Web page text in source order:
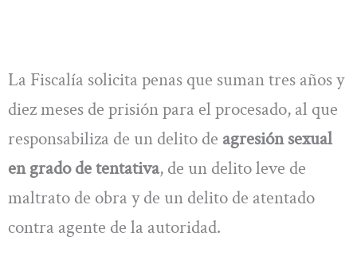
La Fiscalía solicita penas que suman tres años y
diez meses de prisión para el procesado, al que
responsabiliza de un delito de agresión sexual
en grado de tentativa, de un delito leve de
maltrato de obra y de un delito de atentado
contra agente de la autoridad.